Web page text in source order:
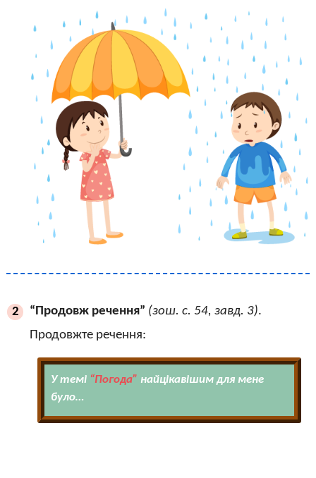
2 “Продовж речення” (зош. с. 54, завд. 3).
Продовжте речення:
У темі “Погода” найцікавішим для мене
було…